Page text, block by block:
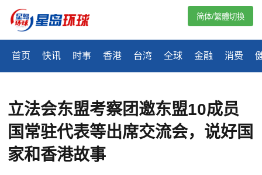
首页 快讯 时事 香港 台湾 全球 金融 消费
简体/繁體切換
立法会东盟考察团邀东盟10成员
国常驻代表等出席交流会，说好国
家和香港故事